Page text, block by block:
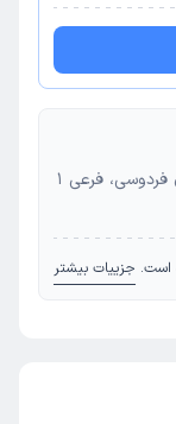
آدرس: شاهین شهر - شاهین شهر، خیابان فردوسی، فرعی 1
است. جزییات بیشتر